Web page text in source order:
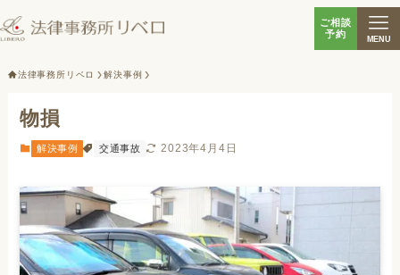
ご相談
予約 MENU
法律事務所リベロ 解決事例
物損
解決事例 交通事故 2023年4月4日